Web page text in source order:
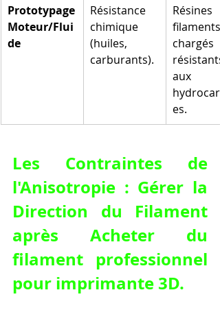
Prototypage
Moteur/Flui
de
Résistance
chimique
(huiles,
carburants).
Résines
filaments
chargés
résistants
aux
es.
Les Contraintes de
l'Anisotropie : Gérer la
Direction du Filament
après Acheter du
filament professionnel
pour imprimante 3D.